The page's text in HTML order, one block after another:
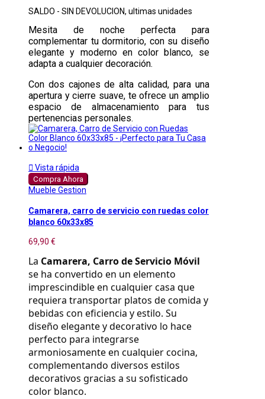
SALDO - SIN DEVOLUCION, ultimas unidades
Mesita de noche perfecta para
complementar tu dormitorio, con su diseño
elegante y moderno en color blanco, se
adapta a cualquier decoración.
Con dos cajones de alta calidad, para una
apertura y cierre suave, te ofrece un amplio
espacio de almacenamiento para tus
pertenencias personales.
 Vista rápida
Compra Ahora
Mueble Gestion
Camarera, carro de servicio con ruedas color
blanco 60x33x85
69,90 €
La Camarera, Carro de Servicio Móvil
se ha convertido en un elemento
imprescindible en cualquier casa que
requiera transportar platos de comida y
bebidas con eficiencia y estilo. Su
diseño elegante y decorativo lo hace
perfecto para integrarse
armoniosamente en cualquier cocina,
complementando diversos estilos
decorativos gracias a su sofisticado
color blanco.